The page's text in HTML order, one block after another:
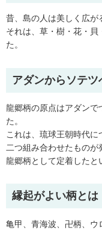
昔、島の人は美しく広が
それは、草・樹・花・貝
た。
アダンからソテツ
龍郷柄の原点はアダンで
た。
これは、琉球王朝時代
二つ組み合わせたものが
龍郷柄として定着したと
縁起がよい柄とは
亀甲、青海波、卍柄、ウ